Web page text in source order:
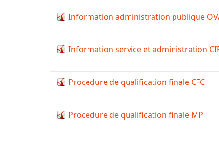
Information administration publique
Information service et administration
Procedure de qualification finale CFC
Procedure de qualification finale MP